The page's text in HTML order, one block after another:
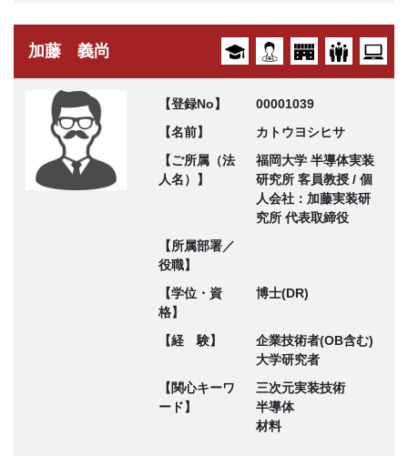
加藤 義尚
【登録No】
00001039
【名前】
カトウヨシヒサ
【ご所属（法
人名）】
福岡大学 半導体実装
研究所 客員教授 / 個
人会社：加藤実装研
究所 代表取締役
【所属部署／
役職】
【学位・資
格】
博士(DR)
【経 験】
企業技術者(OB含む)
大学研究者
【関心キーワ
ード】
三次元実装技術
半導体
材料